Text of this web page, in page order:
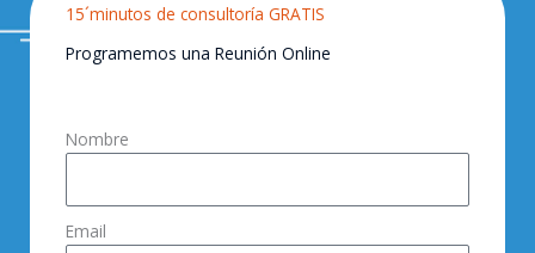
15´minutos de consultoría GRATIS
Programemos una Reunión Online
Nombre
Email